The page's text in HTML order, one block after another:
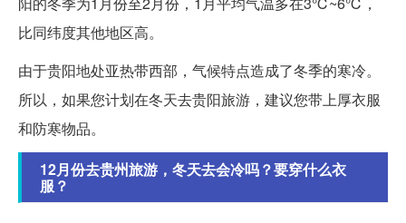
比同纬度其他地区高。
由于贵阳地处亚热带西部，气候特点造成了冬季的寒冷。
所以，如果您计划在冬天去贵阳旅游，建议您带上厚衣服
和防寒物品。
12月份去贵州旅游，冬天去会冷吗？要穿什么衣
服？